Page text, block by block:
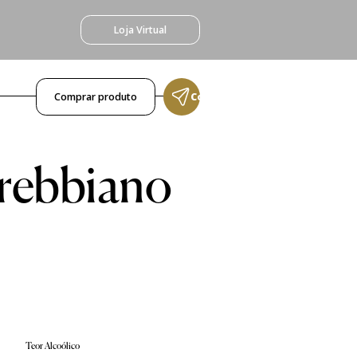
Loja Virtual
Comprar produto Compartilhar produto
Teor Alcoólico